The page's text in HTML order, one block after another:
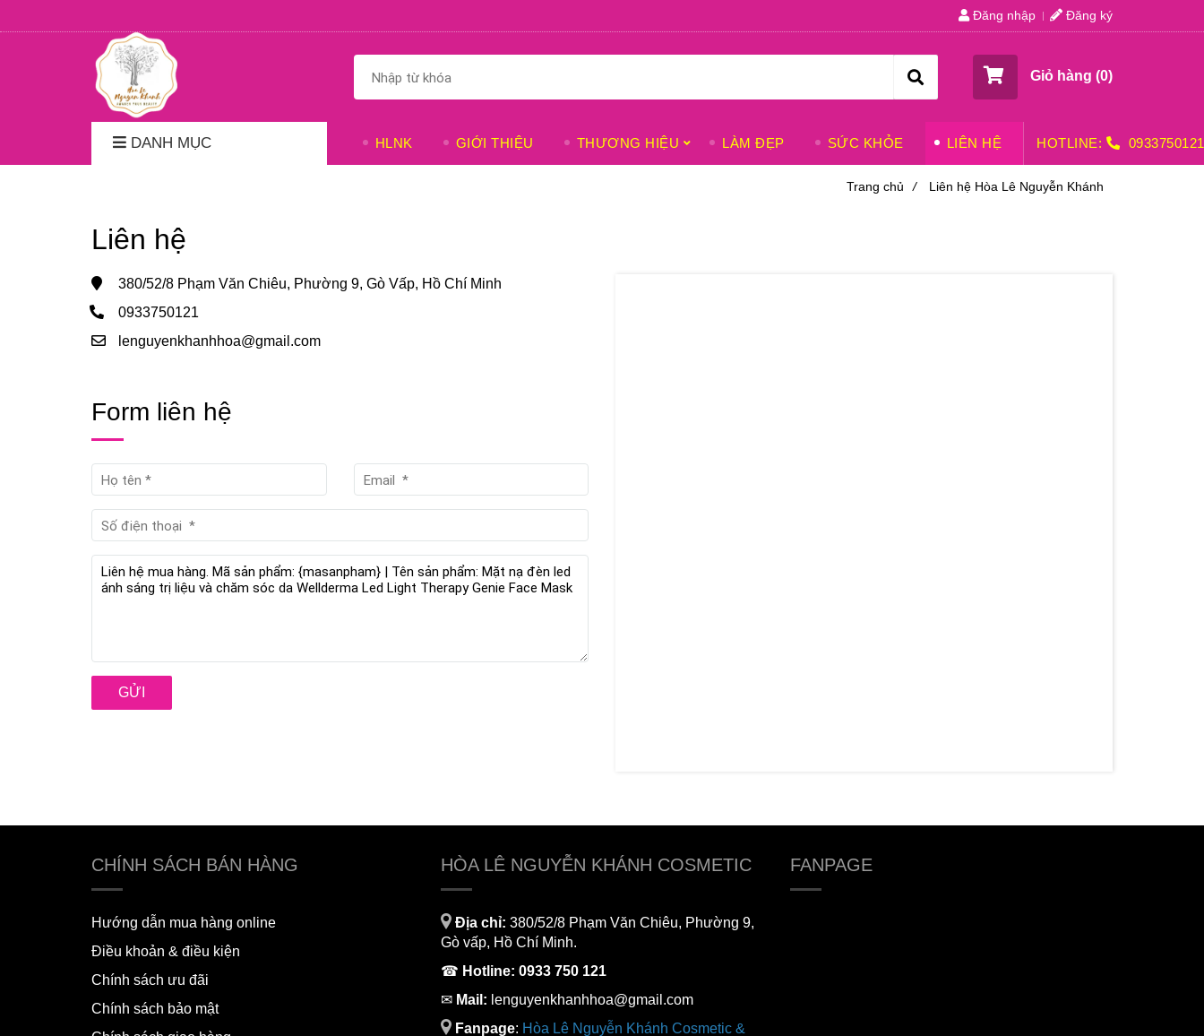
Đăng nhập Đăng ký
Giỏ hàng (0)
DANH MỤC HLNK GIỚI THIỆU THƯƠNG HIỆU LÀM ĐẸP SỨC KHỎE LIÊN HỆ HOTLINE: 0933750121
Trang chủ / Liên hệ Hòa Lê Nguyễn Khánh
Liên hệ
380/52/8 Phạm Văn Chiêu, Phường 9, Gò Vấp, Hồ Chí Minh
0933750121
lenguyenkhanhhoa@gmail.com
Form liên hệ
GỬI
CHÍNH SÁCH BÁN HÀNG
Hướng dẫn mua hàng online
Điều khoản & điều kiện
Chính sách ưu đãi
Chính sách bảo mật
HÒA LÊ NGUYỄN KHÁNH COSMETIC
Địa chỉ: 380/52/8 Phạm Văn Chiêu, Phường 9,
Gò vấp, Hồ Chí Minh.
☎ Hotline: 0933 750 121
✉ Mail: lenguyenkhanhhoa@gmail.com
Fanpage: Hòa Lê Nguyễn Khánh Cosmetic &
FANPAGE